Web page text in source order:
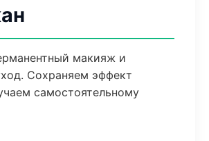
макияж и
Сохраняем эффект
самостоятельному